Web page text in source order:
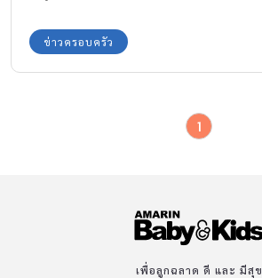
ข่าวครอบครัว
1
เพื่อลูกฉลาด ดี และ มีสุข